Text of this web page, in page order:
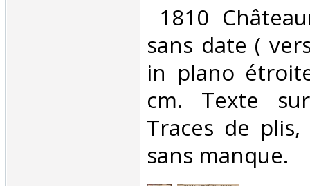
1810
sans date (
in plano
cm. Texte
Traces de
sans manque. ‎